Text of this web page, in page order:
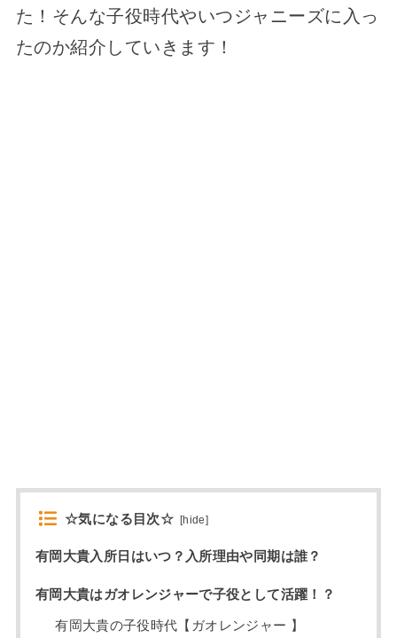
た！そんな子役時代やいつジャニーズに入っ
たのか紹介していきます！
☆気になる目次☆ [hide]
有岡大貴入所日はいつ？入所理由や同期は誰？
有岡大貴はガオレンジャーで子役として活躍！？
有岡大貴の子役時代【ガオレンジャー 】